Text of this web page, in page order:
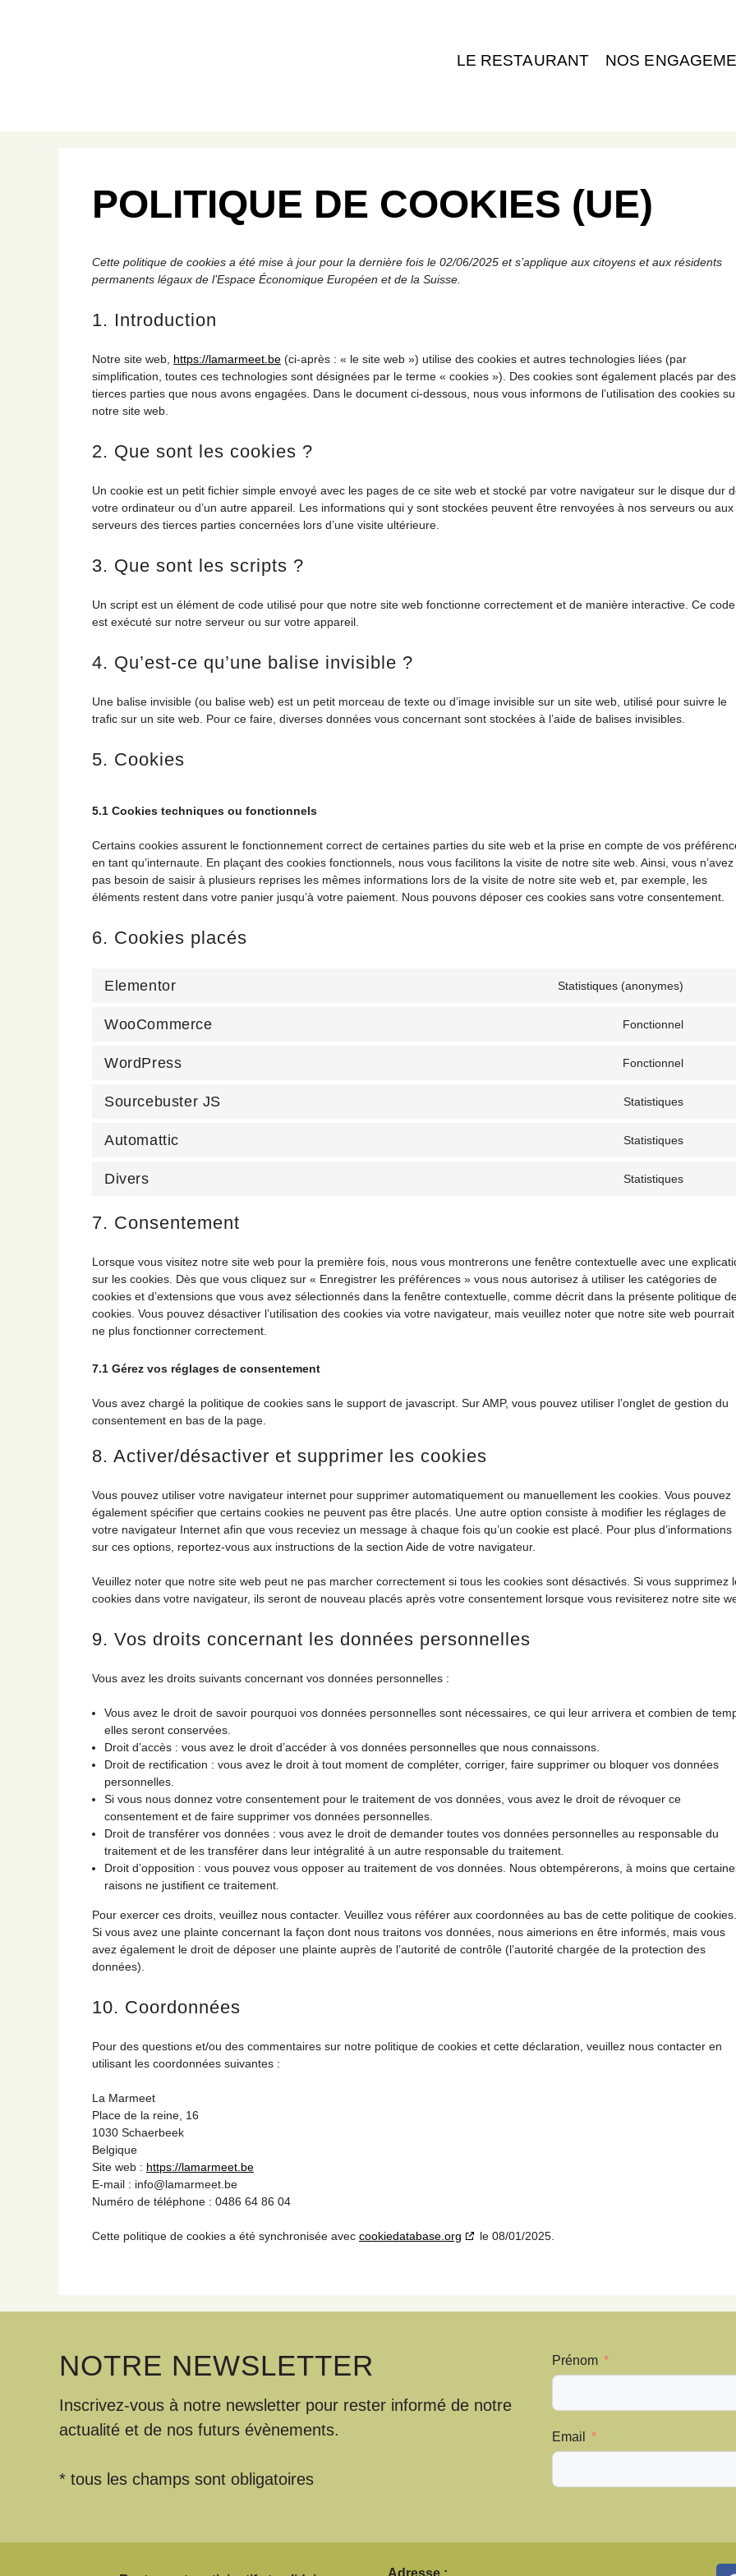
LE RESTAURANT NOS
POLITIQUE DE COOKIES (UE)
Cette politique de cookies a été mise à jour pour la dernière fois le 02/06/2025 et s’applique aux citoyens et aux résidents
permanents légaux de l’Espace Économique Européen et de la Suisse.
1. Introduction
Notre site web, https://lamarmeet.be (ci-après : « le site web ») utilise des cookies et autres technologies liées (par
simplification, toutes ces technologies sont désignées par le terme « cookies »). Des cookies sont également placés par des
tierces parties que nous avons engagées. Dans le document ci-dessous, nous vous informons de l’utilisation des cookies
notre site web.
2. Que sont les cookies ?
Un cookie est un petit fichier simple envoyé avec les pages de ce site web et stocké par votre navigateur sur le disque dur
votre ordinateur ou d’un autre appareil. Les informations qui y sont stockées peuvent être renvoyées à nos serveurs ou aux
serveurs des tierces parties concernées lors d’une visite ultérieure.
3. Que sont les scripts ?
Un script est un élément de code utilisé pour que notre site web fonctionne correctement et de manière interactive. Ce code
est exécuté sur notre serveur ou sur votre appareil.
4. Qu’est-ce qu’une balise invisible ?
Une balise invisible (ou balise web) est un petit morceau de texte ou d’image invisible sur un site web, utilisé pour suivre le
trafic sur un site web. Pour ce faire, diverses données vous concernant sont stockées à l’aide de balises invisibles.
5. Cookies
5.1 Cookies techniques ou fonctionnels
Certains cookies assurent le fonctionnement correct de certaines parties du site web et la prise en compte de vos
en tant qu’internaute. En plaçant des cookies fonctionnels, nous vous facilitons la visite de notre site web. Ainsi, vous n’avez
pas besoin de saisir à plusieurs reprises les mêmes informations lors de la visite de notre site web et, par exemple, les
éléments restent dans votre panier jusqu’à votre paiement. Nous pouvons déposer ces cookies sans votre consentement.
6. Cookies placés
Elementor Statistiques (anonymes)
WooCommerce Fonctionnel
WordPress Fonctionnel
Sourcebuster JS Statistiques
Automattic Statistiques
Divers Statistiques
7. Consentement
Lorsque vous visitez notre site web pour la première fois, nous vous montrerons une fenêtre contextuelle avec une
sur les cookies. Dès que vous cliquez sur « Enregistrer les préférences » vous nous autorisez à utiliser les catégories de
cookies et d’extensions que vous avez sélectionnés dans la fenêtre contextuelle, comme décrit dans la présente politique
cookies. Vous pouvez désactiver l’utilisation des cookies via votre navigateur, mais veuillez noter que notre site web pourrait
ne plus fonctionner correctement.
7.1 Gérez vos réglages de consentement
Vous avez chargé la politique de cookies sans le support de javascript. Sur AMP, vous pouvez utiliser l’onglet de gestion du
consentement en bas de la page.
8. Activer/désactiver et supprimer les cookies
Vous pouvez utiliser votre navigateur internet pour supprimer automatiquement ou manuellement les cookies. Vous pouvez
également spécifier que certains cookies ne peuvent pas être placés. Une autre option consiste à modifier les réglages de
votre navigateur Internet afin que vous receviez un message à chaque fois qu’un cookie est placé. Pour plus d’informations
sur ces options, reportez-vous aux instructions de la section Aide de votre navigateur.
Veuillez noter que notre site web peut ne pas marcher correctement si tous les cookies sont désactivés. Si vous supprimez
cookies dans votre navigateur, ils seront de nouveau placés après votre consentement lorsque vous revisiterez notre site
9. Vos droits concernant les données personnelles
Vous avez les droits suivants concernant vos données personnelles :
Vous avez le droit de savoir pourquoi vos données personnelles sont nécessaires, ce qui leur arrivera et combien de
elles seront conservées.
Droit d’accès : vous avez le droit d’accéder à vos données personnelles que nous connaissons.
Droit de rectification : vous avez le droit à tout moment de compléter, corriger, faire supprimer ou bloquer vos données
personnelles.
Si vous nous donnez votre consentement pour le traitement de vos données, vous avez le droit de révoquer ce
consentement et de faire supprimer vos données personnelles.
Droit de transférer vos données : vous avez le droit de demander toutes vos données personnelles au responsable du
traitement et de les transférer dans leur intégralité à un autre responsable du traitement.
Droit d’opposition : vous pouvez vous opposer au traitement de vos données. Nous obtempérerons, à moins que
raisons ne justifient ce traitement.
Pour exercer ces droits, veuillez nous contacter. Veuillez vous référer aux coordonnées au bas de cette politique de cookies.
Si vous avez une plainte concernant la façon dont nous traitons vos données, nous aimerions en être informés, mais vous
avez également le droit de déposer une plainte auprès de l’autorité de contrôle (l’autorité chargée de la protection des
données).
10. Coordonnées
Pour des questions et/ou des commentaires sur notre politique de cookies et cette déclaration, veuillez nous contacter en
utilisant les coordonnées suivantes :
La Marmeet
Place de la reine, 16
1030 Schaerbeek
Belgique
Site web : https://lamarmeet.be
E-mail : info@lamarmeet.be
Numéro de téléphone : 0486 64 86 04
Cette politique de cookies a été synchronisée avec cookiedatabase.org le 08/01/2025.
NOTRE NEWSLETTER
Inscrivez-vous à notre newsletter pour rester informé de notre
actualité et de nos futurs évènements.
* tous les champs sont obligatoires
Prénom
Email
Adresse :